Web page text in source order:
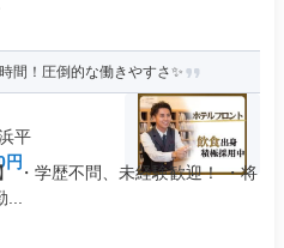
間！圧倒的な働きやすさ✨
平
円
・学歴不問、未経験歓迎！ ・将